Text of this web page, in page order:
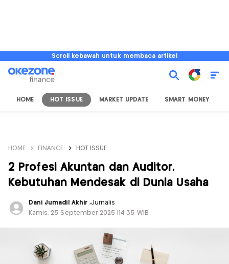
Scroll kebawah untuk membaca artikel
HOME HOT ISSUE MARKET UPDATE SMART MONEY
HOME FINANCE HOT ISSUE
2 Profesi Akuntan dan Auditor,
Kebutuhan Mendesak di Dunia Usaha
Dani Jumadil Akhir ,Jurnalis
Kamis, 25 September 2025 |14:35 WIB